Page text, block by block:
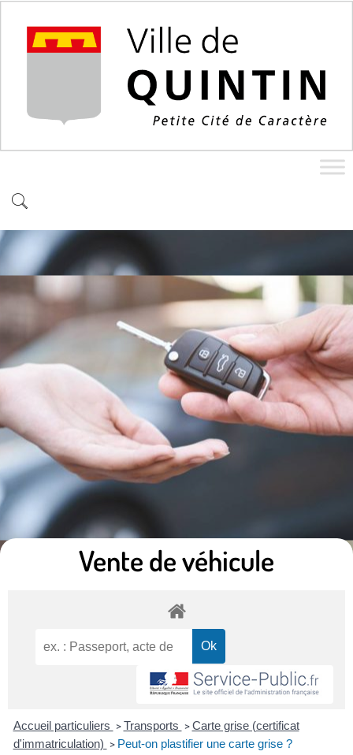
Vente de véhicule
Accueil particuliers > Transports > Carte grise (certificat
d'immatriculation) > Peut-on plastifier une carte grise ?